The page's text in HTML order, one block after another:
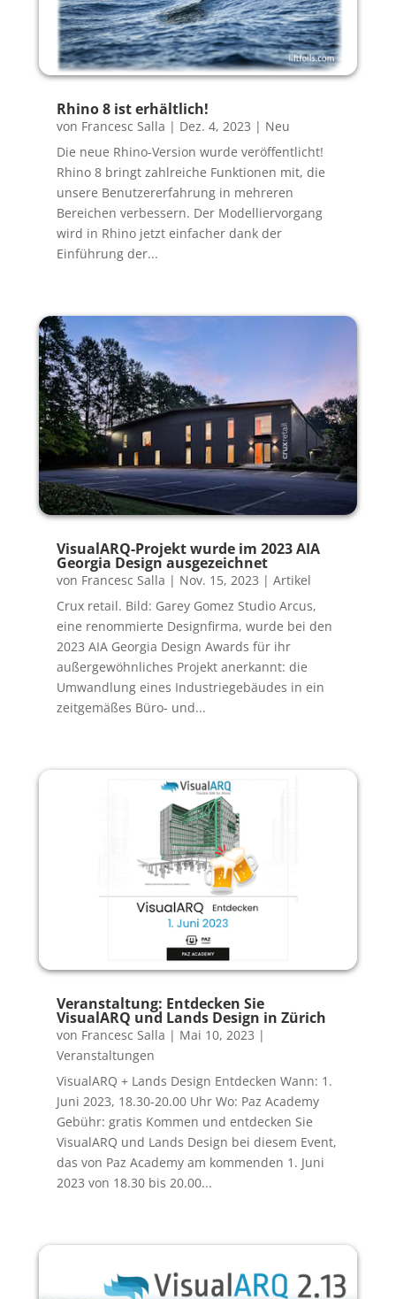
Rhino 8 ist erhältlich!
von Francesc Salla | Dez. 4, 2023 | Neu
Die neue Rhino-Version wurde veröffentlicht!
Rhino 8 bringt zahlreiche Funktionen mit, die
unsere Benutzererfahrung in mehreren
Bereichen verbessern. Der Modelliervorgang
wird in Rhino jetzt einfacher dank der
Einführung der...
VisualARQ-Projekt wurde im 2023 AIA
Georgia Design ausgezeichnet
von Francesc Salla | Nov. 15, 2023 | Artikel
Crux retail. Bild: Garey Gomez Studio Arcus,
eine renommierte Designfirma, wurde bei den
2023 AIA Georgia Design Awards für ihr
außergewöhnliches Projekt anerkannt: die
Umwandlung eines Industriegebäudes in ein
zeitgemäßes Büro- und...
Veranstaltung: Entdecken Sie
VisualARQ und Lands Design in Zürich
von Francesc Salla | Mai 10, 2023 |
Veranstaltungen
VisualARQ + Lands Design Entdecken Wann: 1.
Juni 2023, 18.30-20.00 Uhr Wo: Paz Academy
Gebühr: gratis Kommen und entdecken Sie
VisualARQ und Lands Design bei diesem Event,
das von Paz Academy am kommenden 1. Juni
2023 von 18.30 bis 20.00...